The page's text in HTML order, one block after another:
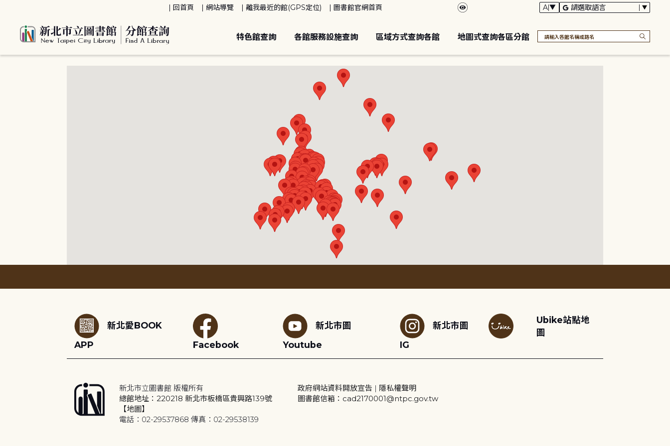
回首頁 網站導覽 離我最近的館(GPS定位) 圖書館官網首頁
特色館查詢 各館服務設施查詢 區域方式查詢各館 地圖式查詢各區分館
新北愛BOOK
APP
Facebook
新北市圖
Youtube
新北市圖
IG
Ubike站點地
圖
新北市立圖書館 版權所有
總館地址：220218 新北市板橋區貴興路139號
【地圖】
電話：02-29537868 傳真：02-29538139
政府網站資料開放宣告 | 隱私權聲明
圖書館信箱：cad2170001@ntpc.gov.tw